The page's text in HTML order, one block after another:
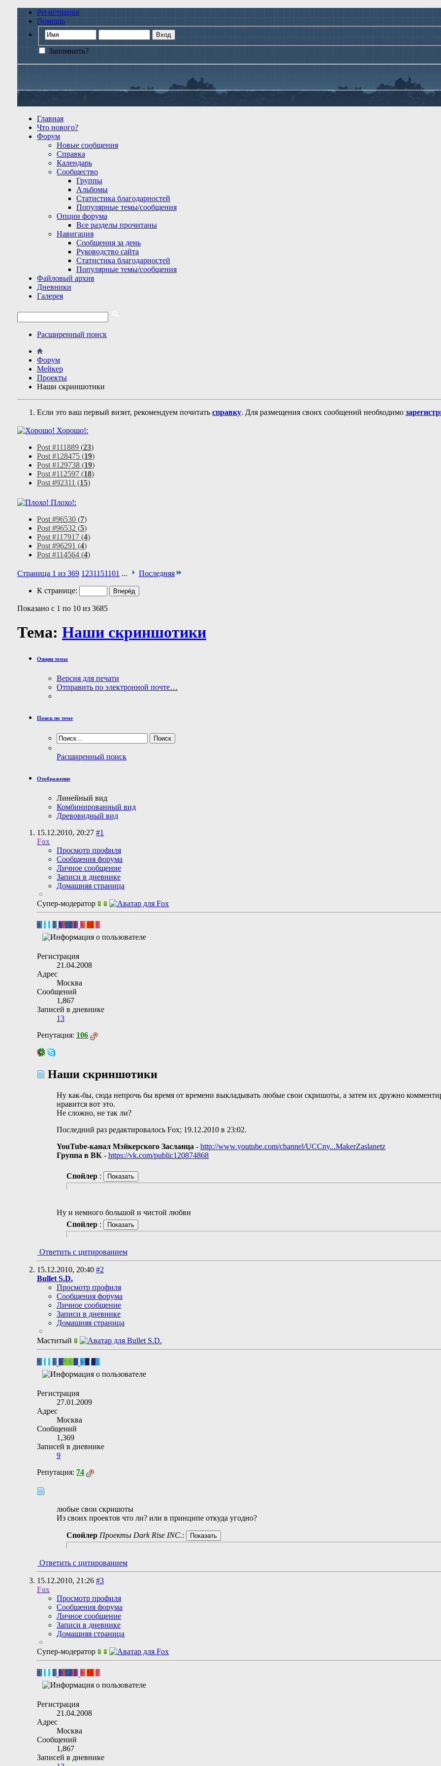
Регистрация
Помощь
Запомнить?
Главная
Что нового?
Форум
Новые сообщения
Справка
Календарь
Сообщество
Группы
Альбомы
Статистика благодарностей
Популярные темы/сообщения
Опции форума
Все разделы прочитаны
Навигация
Сообщения за день
Руководство сайта
Статистика благодарностей
Популярные темы/сообщения
Файловый архив
Дневники
Галерея
Расширенный поиск
Форум
Мейкер
Проекты
Наши скриншотики
Если это ваш первый визит, рекомендуем почитать справку. Для размещения своих сообщений необходимо
Хорошо!:
Post #111889 (23)
Post #128475 (19)
Post #129738 (19)
Post #112597 (18)
Post #92311 (15)
Плохо!:
Post #96530 (7)
Post #96532 (5)
Post #117917 (4)
Post #96291 (4)
Post #114564 (4)
Страница 1 из 369 1 2311 51101 ... Последняя
К странице:
Показано с 1 по 10 из 3685
Тема: Наши скриншотики
Опции темы
Версия для печати
Отправить по электронной почте…
Поиск по теме
Расширенный поиск
Отображение
Линейный вид
Комбинированный вид
Древовидный вид
15.12.2010, 20:27 #1
Fox
Просмотр профиля
Сообщения форума
Личное сообщение
Записи в дневнике
Домашняя страница
Супер-модератор
Регистрация
21.04.2008
Адрес
Москва
Сообщений
1,867
Записей в дневнике
13
Репутация: 106
Наши скриншотики
Ну как-бы, сюда непрочь бы время от времени выкладывать любые свои скришоты, а затем их дружно
нравится вот это.
Не сложно, не так ли?
Последний раз редактировалось Fox; 19.12.2010 в 23:02.
YouTube-канал Мэйкерского Засланца - http://www.youtube.com/channel/UCCny...MakerZaslanetz
Группа в ВК - https://vk.com/public120874868
Спойлер :
Ну и немного большой и чистой любви
Спойлер :
Ответить с цитированием
15.12.2010, 20:40 #2
Bullet S.D.
Просмотр профиля
Сообщения форума
Личное сообщение
Записи в дневнике
Домашняя страница
Маститый
Регистрация
27.01.2009
Адрес
Москва
Сообщений
1,369
Записей в дневнике
9
Репутация: 74
любые свои скришоты
Из своих проектов что ли? или в принципе откуда угодно?
Спойлер Проекты Dark Rise INC.:
Ответить с цитированием
15.12.2010, 21:26 #3
Fox
Просмотр профиля
Сообщения форума
Личное сообщение
Записи в дневнике
Домашняя страница
Супер-модератор
Регистрация
21.04.2008
Адрес
Москва
Сообщений
1,867
Записей в дневнике